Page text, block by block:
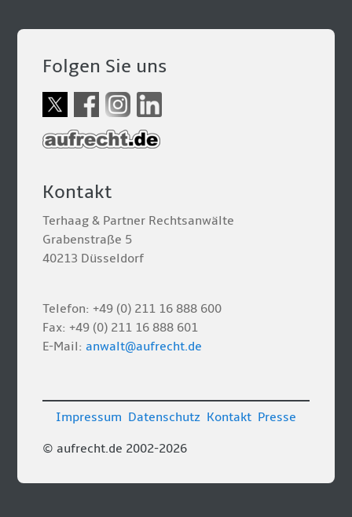
Folgen Sie uns
Kontakt
Terhaag & Partner Rechtsanwälte
Grabenstraße 5
40213 Düsseldorf
Telefon: +49 (0) 211 16 888 600
Fax: +49 (0) 211 16 888 601
E-Mail:anwalt@aufrecht.de
© aufrecht.de 2002-2026
Impressum Datenschutz Kontakt Presse